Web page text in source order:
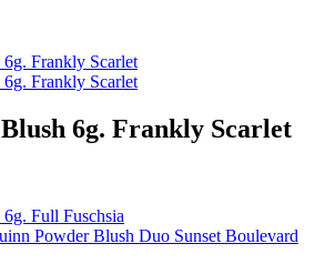
6g. Frankly Scarlet